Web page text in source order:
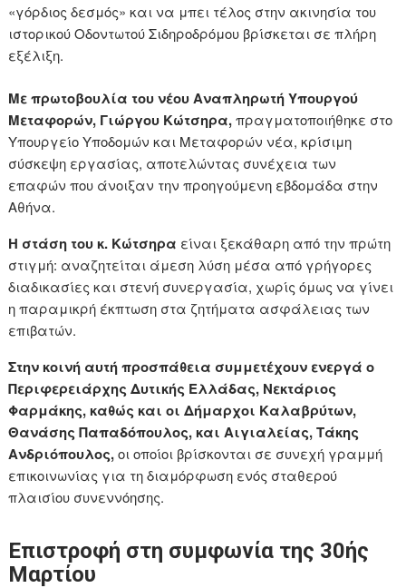
«γόρδιος δεσμός» και να μπει τέλος στην ακινησία του
ιστορικού Οδοντωτού Σιδηροδρόμου βρίσκεται σε πλήρη
εξέλιξη.
Με πρωτοβουλία του νέου Αναπληρωτή Υπουργού
Μεταφορών, Γιώργου Κώτσηρα,πραγματοποιήθηκε στο
Υπουργείο Υποδομών και Μεταφορών νέα, κρίσιμη
σύσκεψη εργασίας, αποτελώντας συνέχεια των
επαφών που άνοιξαν την προηγούμενη εβδομάδα στην
Αθήνα.
Η στάση του κ. Κώτσηρα είναι ξεκάθαρη από την πρώτη
στιγμή: αναζητείται άμεση λύση μέσα από γρήγορες
διαδικασίες και στενή συνεργασία, χωρίς όμως να γίνει
η παραμικρή έκπτωση στα ζητήματα ασφάλειας των
επιβατών.
Στην κοινή αυτή προσπάθεια συμμετέχουν ενεργά ο
Περιφερειάρχης Δυτικής Ελλάδας, Νεκτάριος
Φαρμάκης, καθώς και οι Δήμαρχοι Καλαβρύτων,
Θανάσης Παπαδόπουλος, και Αιγιαλείας, Τάκης
Ανδριόπουλος,οι οποίοι βρίσκονται σε συνεχή γραμμή
επικοινωνίας για τη διαμόρφωση ενός σταθερού
πλαισίου συνεννόησης.
Επιστροφή στη συμφωνία της 30ής
Μαρτίου